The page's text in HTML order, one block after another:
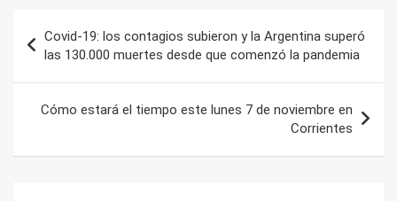
de
entradas
Covid-19: los contagios subieron y la Argentina superó
las 130.000 muertes desde que comenzó la pandemia
Cómo estará el tiempo este lunes 7 de noviembre en
Corrientes